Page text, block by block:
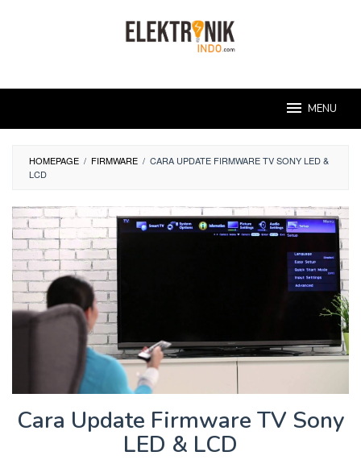
MENU
HOMEPAGE / FIRMWARE / CARA UPDATE FIRMWARE TV SONY LED &
LCD
Cara Update Firmware TV Sony
LED & LCD